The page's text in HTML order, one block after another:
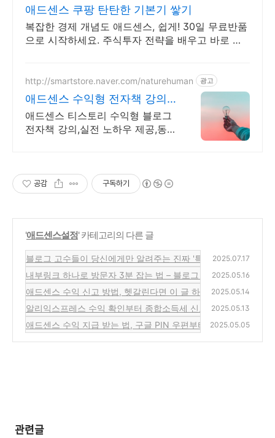
애드센스 쿠팡 탄탄한 기본기 쌓기
복잡한 경제 개념도 애드센스, 쉽게! 30일 무료반품
으로 시작하세요. 주식투자 전략을 배우고 바로 실
http://smartstore.naver.com/naturehuman 광고
애드센스 수익형 전자책 강의
월100만원 고정 수익발생!
애드센스 티스토리 수익형 블로그
전자책 강의,실전 노하우 제공,동
공감 구독하기
'애드센스설정' 카테고리의 다른 글
블로그 고수들이 당신에게만 알려주는 진짜 '특급 노출 노하우'! (
2025.07.17
내부링크 하나로 방문자 3분 잡는 법 – 블로그 수익 1.5배 올리는
2025.05.16
애드센스 수익 신고 방법, 헷갈린다면 이 글 하나로 해결! 홈택스
2025.05.14
알리익스프레스 수익 확인부터 종합소득세 신고까지, 초보자를
2025.05.13
애드센스 수익 지급 받는 법, 구글 PIN 우편부터 계좌 입금까지
2025.05.05
관련글